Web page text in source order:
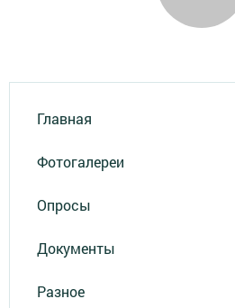
Главная
Фотогалереи
Опросы
Документы
Разное